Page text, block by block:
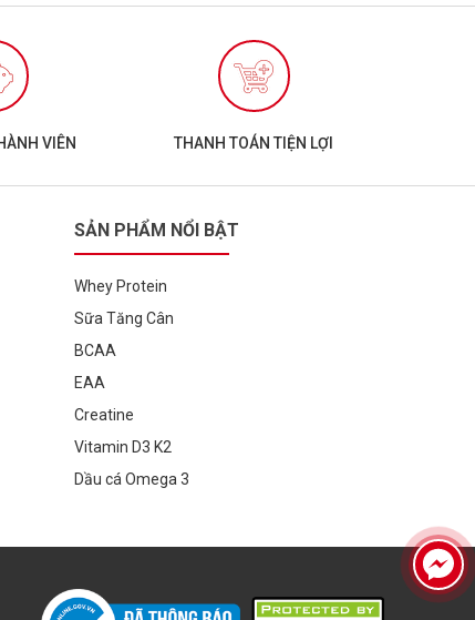
VIÊN THANH TOÁN TIỆN LỢI
SẢN PHẨM NỔI BẬT
Whey Protein
Sữa Tăng Cân
BCAA
EAA
Creatine
Vitamin D3 K2
Dầu cá Omega 3